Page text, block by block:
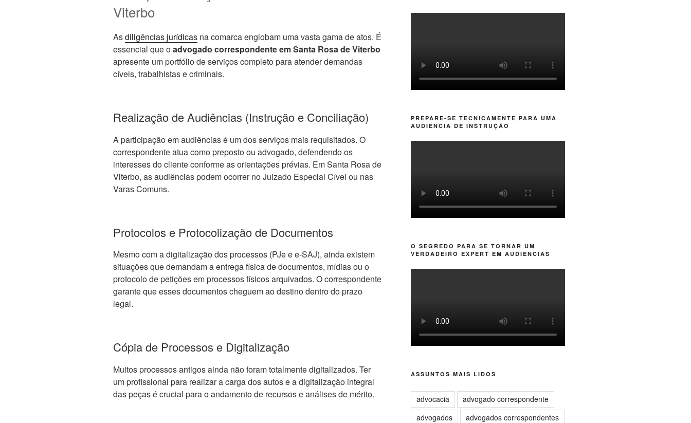
Viterbo
Asdiligências jurídicas na comarca englobam uma vasta gama de atos. É
essencial que oadvogado correspondente em Santa Rosa de Viterbo
apresente um portfólio de serviços completo para atender demandas
cíveis, trabalhistas e criminais.
Realização de Audiências (Instrução e Conciliação)
A participação em audiências é um dos serviços mais requisitados. O
correspondente atua como preposto ou advogado, defendendo os
interesses do cliente conforme as orientações prévias. Em Santa Rosa de
Viterbo, as audiências podem ocorrer no Juizado Especial Cível ou nas
Varas Comuns.
Protocolos e Protocolização de Documentos
Mesmo com a digitalização dos processos (PJe e e-SAJ), ainda existem
situações que demandam a entrega física de documentos, mídias ou o
protocolo de petições em processos físicos arquivados. O correspondente
garante que esses documentos cheguem ao destino dentro do prazo
legal.
Cópia de Processos e Digitalização
Muitos processos antigos ainda não foram totalmente digitalizados. Ter
um profissional para realizar a carga dos autos e a digitalização integral
das peças é crucial para o andamento de recursos e análises de mérito.
PREPARE-SE TECNICAMENTE PARA UMA
AUDIÊNCIA DE INSTRUÇÃO
O SEGREDO PARA SE TORNAR UM
VERDADEIRO EXPERT EM AUDIÊNCIAS
ASSUNTOS MAIS LIDOS
advocacia
advogado correspondente
advogados
advogados correspondentes